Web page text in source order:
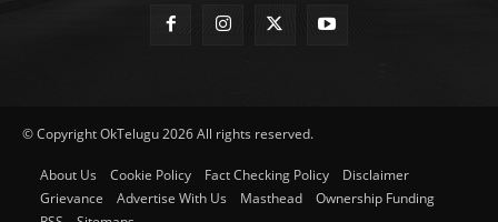
© Copyright OkTelugu 2026 All rights reserved.
About Us Cookie Policy Fact Checking Policy
Disclaimer
Grievance
Advertise With Us Masthead
Ownership Funding